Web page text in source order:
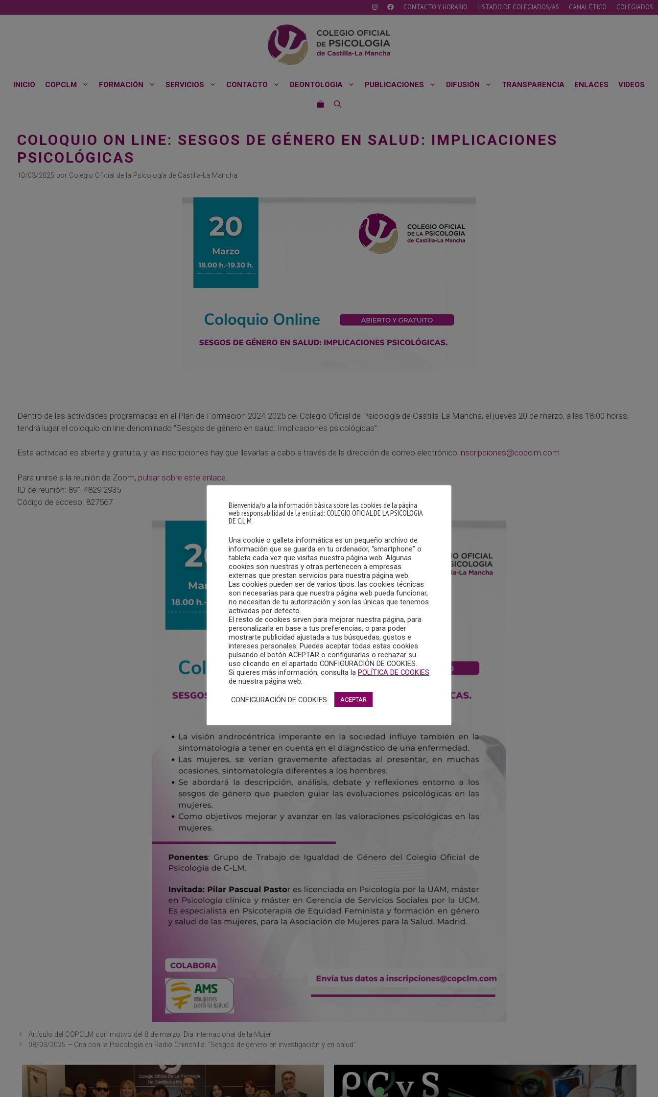
al
CONTACTO Y HORARIO LISTADO DE COLEGIADOS/AS CANAL ÉTICO COLEGIADOS
INICIO COPCLM FORMACIÓN SERVICIOS CONTACTO DEONTOLOGIA PUBLICACIONES DIFUSIÓN TRANSPARENCIA ENLACES VIDEOS
COLOQUIO ON LINE: SESGOS DE GÉNERO EN SALUD: IMPLICACIONES
PSICOLÓGICAS
10/03/2025 por Colegio Oficial de la Psicología de Castilla-La Mancha
Dentro de las actividades programadas en el Plan de Formación 2024-2025 del Colegio Oficial de Psicología de Castilla-La Mancha, el jueves 20 de marzo, a las 18:00 horas,
tendrá lugar el coloquio on line denominado “Sesgos de género en salud: Implicaciones psicológicas”.
Esta actividad es abierta y gratuita, y las inscripciones hay que llevarlas a cabo a través de la dirección de correo electrónico inscripciones@copclm.com
Para unirse a la reunión de Zoom, pulsar sobre este enlace.
ID de reunión: 891 4829 2935
Código de acceso: 827567
Artículo del COPCLM con motivo del 8 de marzo, Día Internacional de la Mujer
08/03/2025 – Cita con la Psicología en Radio Chinchilla: “Sesgos de género en investigación y en salud”
Bienvenida/o a la información básica sobre las cookies de la página
web responsabilidad de la entidad: COLEGIO OFICIAL DE LA PSICOLOGIA
DE C.L.M
Una cookie o galleta informática es un pequeño archivo de
información que se guarda en tu ordenador, “smartphone” o
tableta cada vez que visitas nuestra página web. Algunas
cookies son nuestras y otras pertenecen a empresas
externas que prestan servicios para nuestra página web.
Las cookies pueden ser de varios tipos: las cookies técnicas
son necesarias para que nuestra página web pueda funcionar,
no necesitan de tu autorización y son las únicas que tenemos
activadas por defecto.
El resto de cookies sirven para mejorar nuestra página, para
personalizarla en base a tus preferencias, o para poder
mostrarte publicidad ajustada a tus búsquedas, gustos e
intereses personales. Puedes aceptar todas estas cookies
pulsando el botón ACEPTAR o configurarlas o rechazar su
uso clicando en el apartado CONFIGURACIÓN DE COOKIES.
Si quieres más información, consulta la POLÍTICA DE COOKIES
de nuestra página web.
CONFIGURACIÓN DE COOKIES ACEPTAR